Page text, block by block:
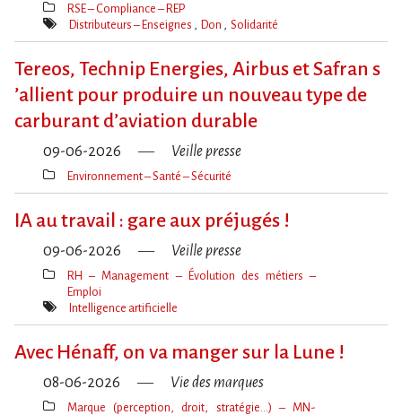
Thèmes(s)
RSE – Compliance – REP
Mot(s)-
Distributeurs – Enseignes Don Solidarité
Tereos, Technip Energies, Airbus et Safran s​
‌’allient pour produire un nouveau type de
carburant d​‌’aviation durable
09-06-2026 Veille presse
Thèmes(s)
Environnement – Santé – Sécurité
IA au travail : gare aux préjugés !
09-06-2026 Veille presse
Thèmes(s)
RH – Management – Évolution des métiers –
Emploi
Mot(s)-
Intelligence artificielle
Avec Hénaff, on va manger sur la Lune !
08-06-2026 Vie des marques
Marque (perception, droit, stratégie…) – MN-